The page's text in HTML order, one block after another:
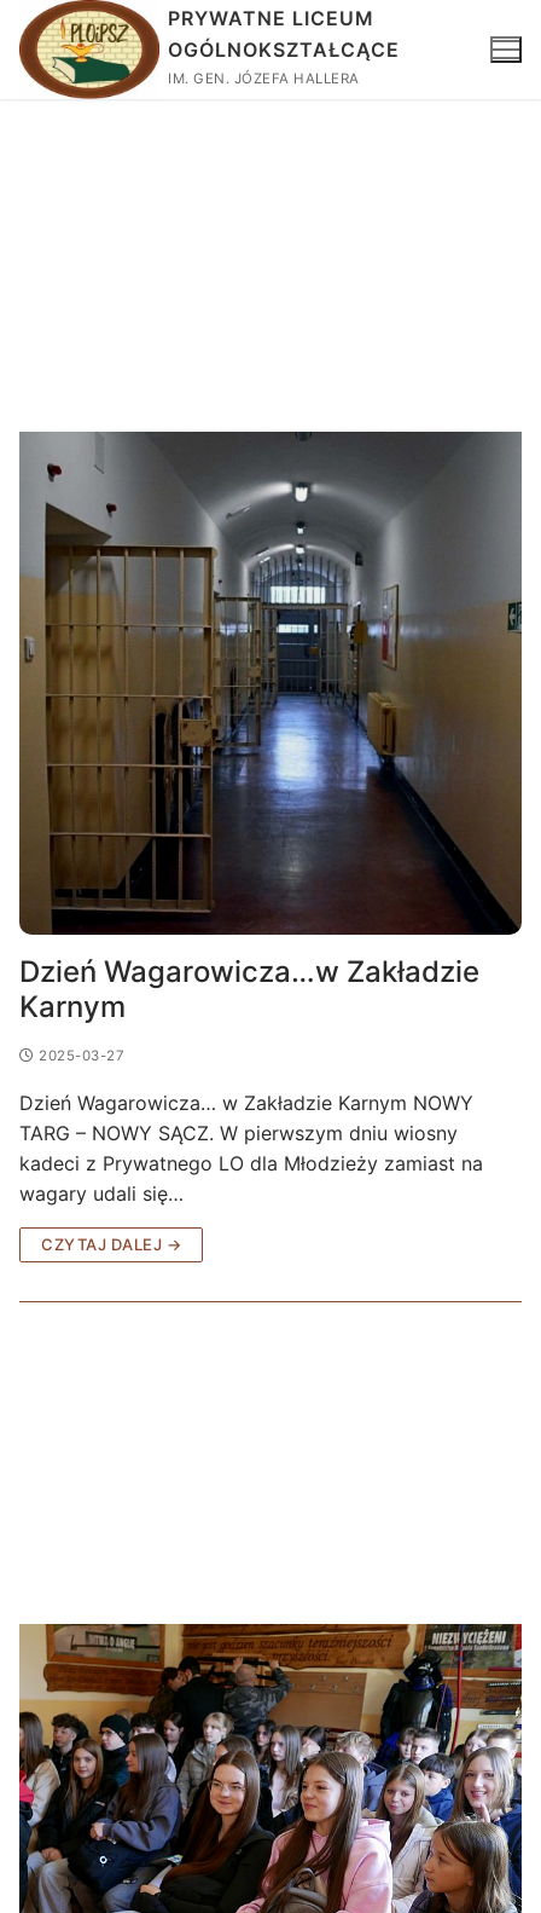
PRYWATNE LICEUM
OGÓLNOKSZTAŁCĄCE
IM. GEN. JÓZEFA HALLERA
Dzień Wagarowicza…w Zakładzie
Karnym
2025-03-27
Dzień Wagarowicza… w Zakładzie Karnym NOWY
TARG – NOWY SĄCZ. W pierwszym dniu wiosny
kadeci z Prywatnego LO dla Młodzieży zamiast na
wagary udali się…
CZYTAJ DALEJ →